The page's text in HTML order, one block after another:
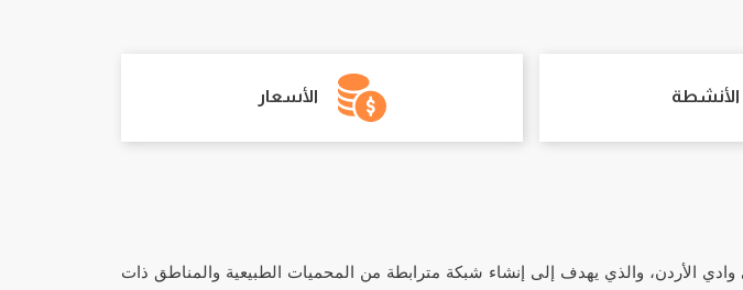
الأنشطة الأسعار
وادي الأردن، والذي يهدف إلى إنشاء شبكة مترابطة من المحميات الطبيعية والمناطق ذات